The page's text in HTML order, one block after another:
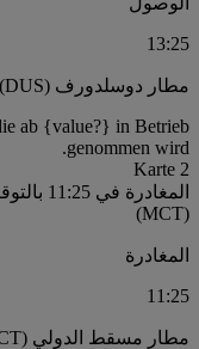
13:25
مطار دوسلدورف (DUS)
ab {value?} in Betrieb
genommen wird.
Karte 2
(MCT)
المغادرة
11:25
مطار مسقط الدولي (MCT)